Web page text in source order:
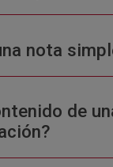
nota
de